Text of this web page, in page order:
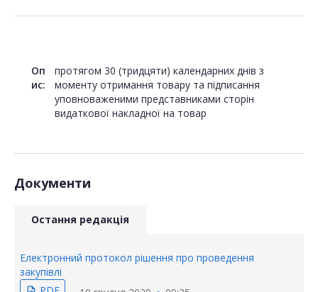
Оп
ис:
протягом 30 (тридцяти) календарних днів з
моменту отримання товару та підписання
уповноваженими представниками сторін
видаткової накладної на товар
Документи
Остання редакція
Електронний протокол рішення про проведення
закупівлі